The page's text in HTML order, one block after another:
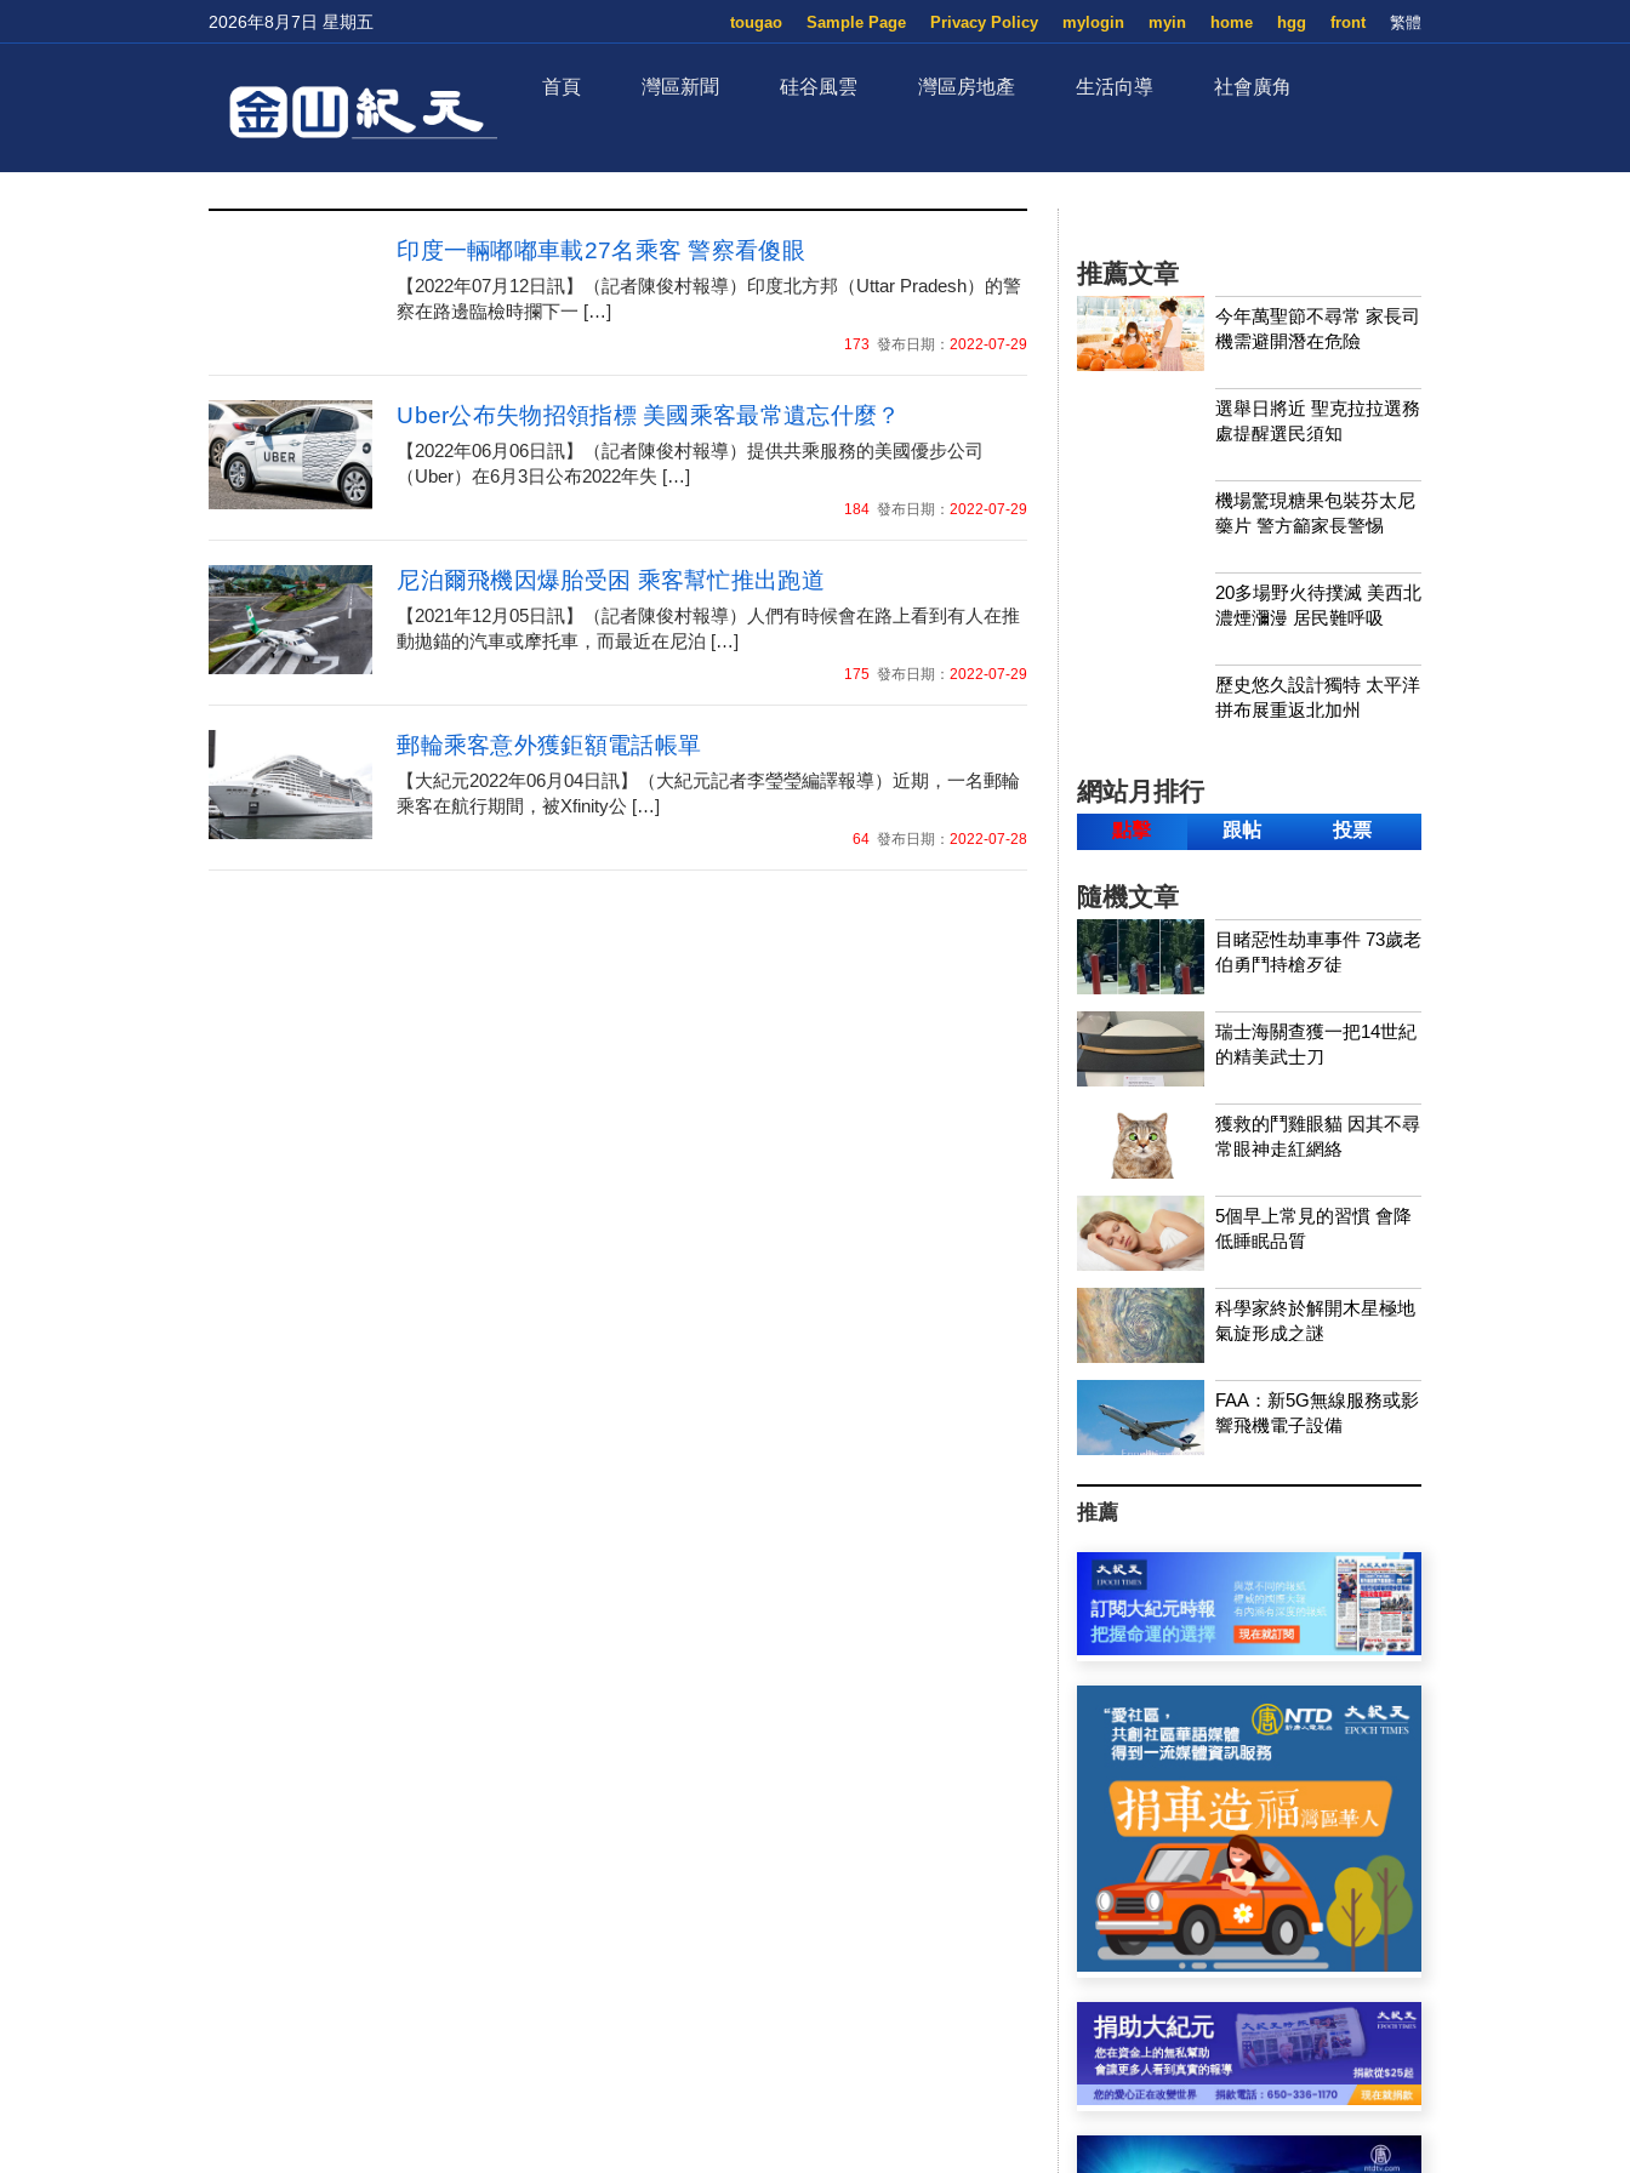
2026年8月7日 星期五 繁體
front
hgg
home
myin
mylogin
Privacy Policy
Sample Page
tougao
首頁 灣區新聞 硅谷風雲 灣區房地產 生活向導 社會廣角
印度一輛嘟嘟車載27名乘客 警察看傻眼
【2022年07月12日訊】（記者陳俊村報導）印度北方邦（Uttar Pradesh）的警
察在路邊臨檢時攔下一 […]
173 發布日期： 2022-07-29
Uber公布失物招領指標 美國乘客最常遺忘什麼？
【2022年06月06日訊】（記者陳俊村報導）提供共乘服務的美國優步公司
（Uber）在6月3日公布2022年失 […]
184 發布日期： 2022-07-29
尼泊爾飛機因爆胎受困 乘客幫忙推出跑道
【2021年12月05日訊】（記者陳俊村報導）人們有時候會在路上看到有人在推
動拋錨的汽車或摩托車，而最近在尼泊 […]
175 發布日期： 2022-07-29
郵輪乘客意外獲鉅額電話帳單
【大紀元2022年06月04日訊】（大紀元記者李瑩瑩編譯報導）近期，一名郵輪
乘客在航行期間，被Xfinity公 […]
64 發布日期： 2022-07-28
推薦文章
今年萬聖節不尋常 家長司
機需避開潛在危險
選舉日將近 聖克拉拉選務
處提醒選民須知
機場驚現糖果包裝芬太尼
藥片 警方籲家長警惕
20多場野火待撲滅 美西北
濃煙瀰漫 居民難呼吸
歷史悠久設計獨特 太平洋
拼布展重返北加州
網站月排行
點擊 跟帖 投票
隨機文章
目睹惡性劫車事件 73歲老
伯勇鬥持槍歹徒
瑞士海關查獲一把14世紀
的精美武士刀
獲救的鬥雞眼貓 因其不尋
常眼神走紅網絡
5個早上常見的習慣 會降
低睡眠品質
科學家終於解開木星極地
氣旋形成之謎
FAA：新5G無線服務或影
響飛機電子設備
推薦